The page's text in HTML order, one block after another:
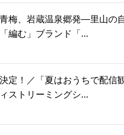
梅、岩蔵温泉郷発―里山の
編む」ブランド「...
定！／「夏はおうちで配信
ストリーミングシ...